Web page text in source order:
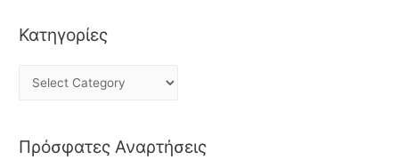
Κατηγορίες
Πρόσφατες Αναρτήσεις